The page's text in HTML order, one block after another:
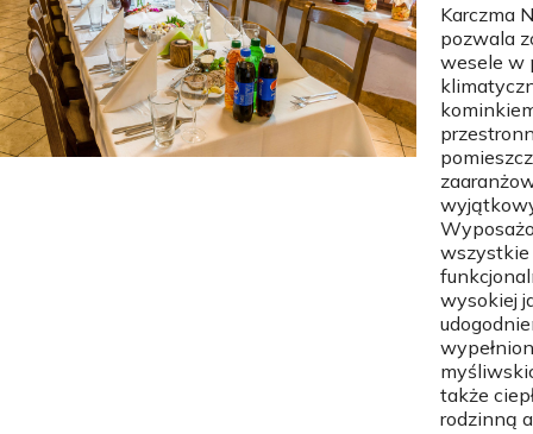
Karczma
pozwala
wesele w
wszystkie
wysokiej
także
rodzinną